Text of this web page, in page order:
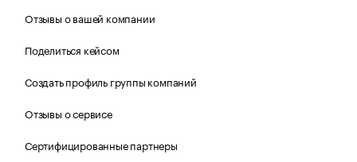
Отзывы о вашей компании
Поделиться кейсом
Создать профиль группы компаний
Отзывы о сервисе
Сертифицированные партнеры